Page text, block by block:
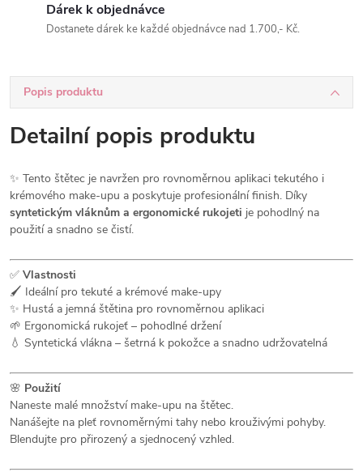
Dárek k objednávce
Dostanete dárek ke každé objednávce nad 1.700,- Kč.
Popis produktu
Detailní popis produktu
✨ Tento štětec je navržen pro rovnoměrnou aplikaci tekutého i
krémového make-upu a poskytuje profesionální finish. Díky
syntetickým vláknům a ergonomické rukojeti je pohodlný na
použití a snadno se čistí.
✅ Vlastnosti
🖌️ Ideální pro tekuté a krémové make-upy
✨ Hustá a jemná štětina pro rovnoměrnou aplikaci
🌱 Ergonomická rukojeť – pohodlné držení
💧 Syntetická vlákna – šetrná k pokožce a snadno udržovatelná
🌸 Použití
Naneste malé množství make-upu na štětec.
Nanášejte na pleť rovnoměrnými tahy nebo krouživými pohyby.
Blendujte pro přirozený a sjednocený vzhled.